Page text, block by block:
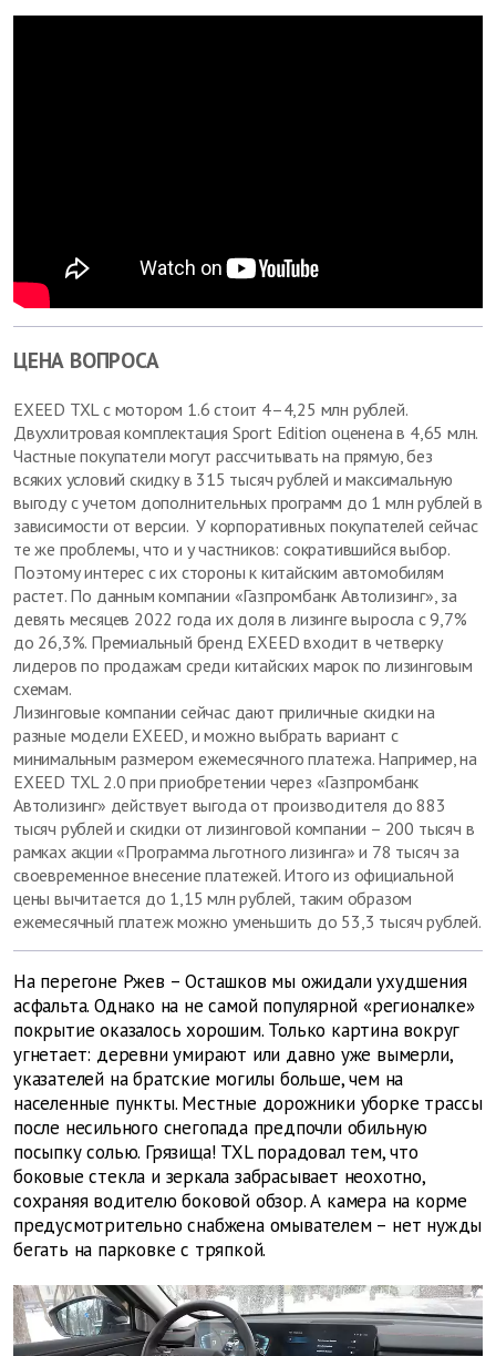
ЦЕНА ВОПРОСА
EXEED TXL с мотором 1.6 стоит 4–4,25 млн рублей.
Двухлитровая комплектация Sport Edition оценена в 4,65 млн.
Частные покупатели могут рассчитывать на прямую, без
всяких условий скидку в 315 тысяч рублей и максимальную
выгоду с учетом дополнительных программ до 1 млн рублей в
зависимости от версии. У корпоративных покупателей сейчас
те же проблемы, что и у частников: сократившийся выбор.
Поэтому интерес с их стороны к китайским автомобилям
растет. По данным компании «Газпромбанк Автолизинг», за
девять месяцев 2022 года их доля в лизинге выросла с 9,7%
до 26,3%. Преми­альный бренд EXEED входит в четверку
лидеров по продажам среди китайских марок по лизинговым
схемам.
Лизинговые компании сейчас дают приличные скидки на
разные модели EXEED, и можно выбрать вариант с
минимальным размером ежемесячного платежа. Например, на
EXEED TXL 2.0 при приобретении через «Газпромбанк
Автолизинг» действует выгода от производителя до 883
тысяч рублей и скидки от лизинговой компании – 200 тысяч в
рамках акции «Программа льготного лизинга» и 78 тысяч за
своевременное внесение платежей. Итого из официальной
цены вычитается до 1,15 млн рублей, таким образом
ежемесячный платеж можно уменьшить до 53,3 тысяч рублей.
На перегоне Ржев – Осташков мы ожидали ухудшения
асфальта. Однако на не самой популярной «регионалке»
покрытие оказалось хорошим. Только картина вокруг
угнетает: деревни умирают или давно уже вымерли,
указателей на братские могилы больше, чем на
населенные пункты. Местные дорожники уборке трассы
после несильного снегопада предпочли обильную
посыпку солью. Грязища! TXL порадовал тем, что
боковые стекла и зеркала забрасывает неохотно,
сохраняя водителю боковой обзор. А камера на корме
предусмотрительно снабжена омывателем – нет нужды
бегать на парковке с тряпкой.